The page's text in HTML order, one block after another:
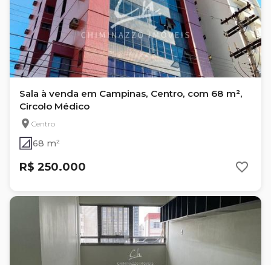
Sala à venda em Campinas, Centro, com 68 m²,
Circolo Médico
Centro
68 m²
R$ 250.000